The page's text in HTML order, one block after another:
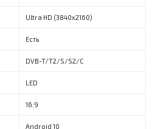
Ultra HD (3840x2160)
Есть
DVB-T/T2/S/S2/C
LED
16:9
Android 10